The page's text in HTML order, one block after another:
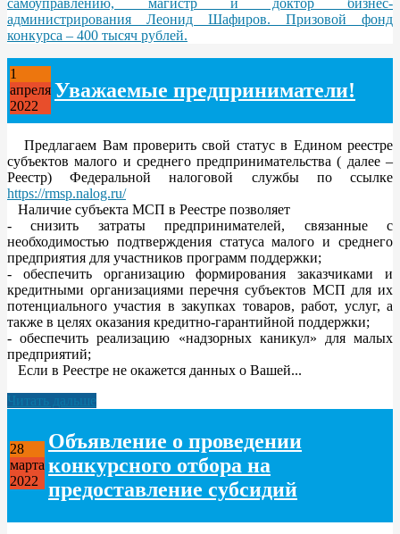
администрирования Леонид Шафиров. Призовой фонд
конкурса – 400 тысяч рублей.
1
апреля
2022
Уважаемые предприниматели!
Предлагаем Вам проверить свой статус в Едином реестре
субъектов малого и среднего предпринимательства ( далее –
Реестр) Федеральной налоговой службы по ссылке
https://rmsp.nalog.ru/
Наличие субъекта МСП в Реестре позволяет
- снизить затраты предпринимателей, связанные с
необходимостью подтверждения статуса малого и среднего
предприятия для участников программ поддержки;
- обеспечить организацию формирования заказчиками и
кредитными организациями перечня субъектов МСП для их
потенциального участия в закупках товаров, работ, услуг, а
также в целях оказания кредитно-гарантийной поддержки;
- обеспечить реализацию «надзорных каникул» для малых
предприятий;
Если в Реестре не окажется данных о Вашей...
Читать дальше
28
марта
2022
Объявление о проведении
конкурсного отбора на
предоставление субсидий